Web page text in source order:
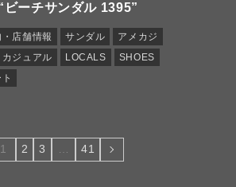
ーチサンダル 1395”
店舗情報 サンダル
アメカジ
カジュアル LOCALS
SHOES
1 2 3 41